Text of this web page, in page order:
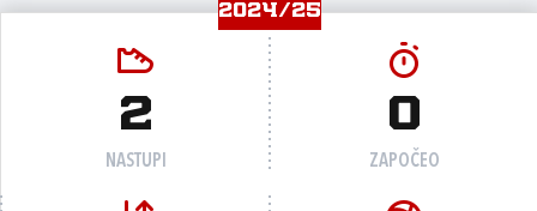
2024/25
2
NASTUPI
0
ZAPOČEO